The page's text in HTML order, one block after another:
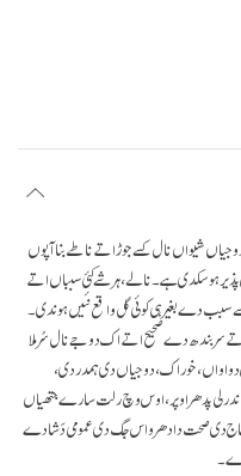
شیواں نال کسے جوڑ اتے ناطے بنا آپوں
ہوسکدی ہے۔ نالے، ہر شے کئی سبباں اتے
دے بغیر ہی کوئی گل واقع نئیں ہوندی۔
سربندھ دے صحیح اتے اک دوجے نال سُر ملا
دواواں، خوراک، دوجیاں دی ہمدردی،
پدھر اوپر، اوس وچ رلت سارے جتھیاں
دی صحت دا دھرواس جگ دی عمومی دَشا دے
اے۔